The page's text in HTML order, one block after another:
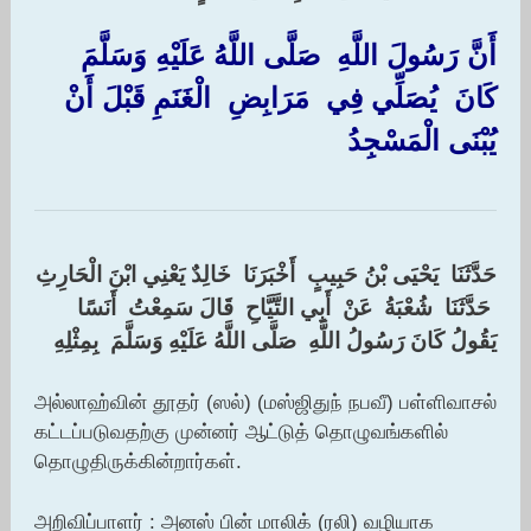
أَنَّ رَسُولَ اللَّهِ ‏ ‏صَلَّى اللَّهُ عَلَيْهِ وَسَلَّمَ ‏
‏كَانَ ‏ ‏يُصَلِّي فِي ‏ ‏مَرَابِضِ ‏ ‏الْغَنَمِ قَبْلَ أَنْ ‏
‏يُبْنَى الْمَسْجِدُ ‏
حَدَّثَنَا ‏ ‏يَحْيَى بْنُ حَبِيبٍ ‏ ‏أَخْبَرَنَا ‏ ‏خَالِدٌ يَعْنِي ابْنَ الْحَارِثِ
‏ ‏حَدَّثَنَا ‏ ‏شُعْبَةُ ‏ ‏عَنْ ‏ ‏أَبِي التَّيَّاحِ ‏ ‏قَالَ سَمِعْتُ ‏ ‏أَنَسًا ‏
‏يَقُولُ كَانَ رَسُولُ اللَّهِ ‏ ‏صَلَّى اللَّهُ عَلَيْهِ وَسَلَّمَ ‏ ‏بِمِثْلِهِ ‏
அல்லாஹ்வின் தூதர் (ஸல்) (மஸ்ஜிதுந் நபவீ) பள்ளிவாசல்
கட்டப்படுவதற்கு முன்னர் ஆட்டுத் தொழுவங்களில்
தொழுதிருக்கின்றார்கள்.
அறிவிப்பாளர் : அனஸ் பின் மாலிக் (ரலி) வழியாக